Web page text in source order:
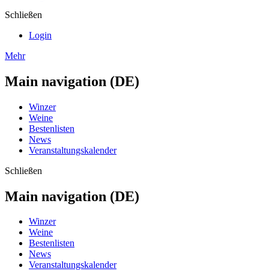
Schließen
Login
Mehr
Main navigation (DE)
Winzer
Weine
Bestenlisten
News
Veranstaltungskalender
Schließen
Main navigation (DE)
Winzer
Weine
Bestenlisten
News
Veranstaltungskalender